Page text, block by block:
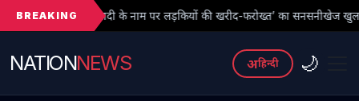
BREAKING
के नाम पर लड़कियों की खरीद-फरोख्त’ का सनसनीखेज खुलासा: युवती पर पैसों के
NATIONNEWS अहिन्दी 🌙